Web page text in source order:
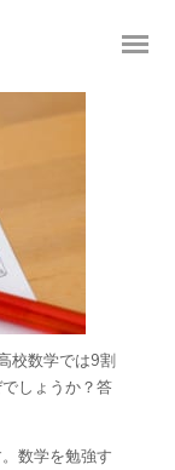
校数学では9割
しょうか？答
数学を勉強す